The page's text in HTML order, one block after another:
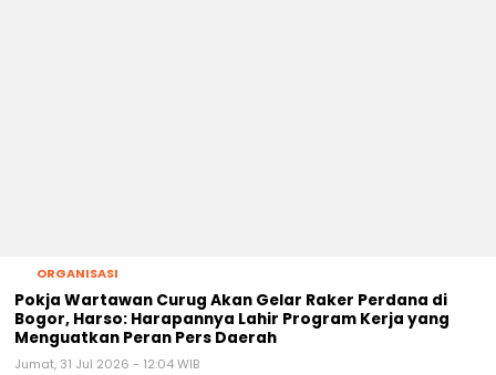
ORGANISASI
Pokja Wartawan Curug Akan Gelar Raker Perdana di
Bogor, Harso: Harapannya Lahir Program Kerja yang
Menguatkan Peran Pers Daerah
Jumat, 31 Jul 2026 - 12:04 WIB